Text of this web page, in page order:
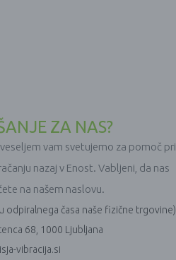
ZA NAS?
vam svetujemo za pomoč pri
nazaj v Enost. Vabljeni, da nas
na našem naslovu.
odpiralnega časa naše fizične trgovine)
68, 1000 Ljubljana
vibracija.si